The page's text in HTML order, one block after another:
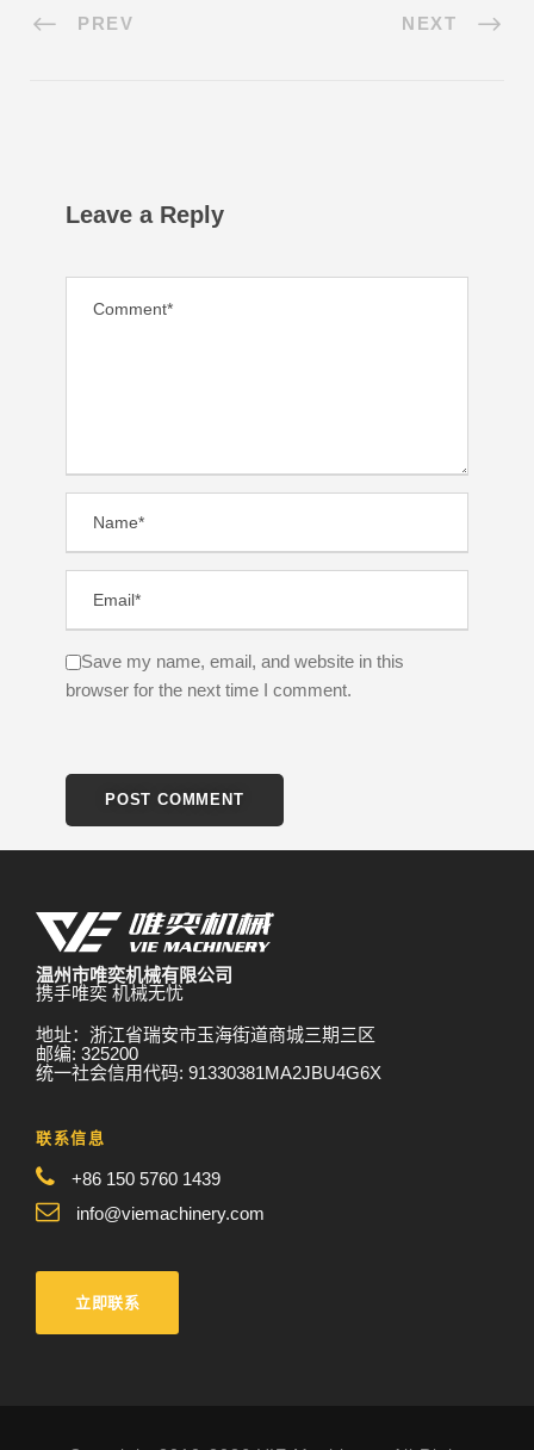
PREV NEXT
Leave a Reply
Save my name, email, and website in this
browser for the next time I comment.
温州市唯奕机械有限公司
携手唯奕 机械无忧
地址：浙江省瑞安市玉海街道商城三期三区
邮编: 325200
统一社会信用代码: 91330381MA2JBU4G6X
联系信息
+86 150 5760 1439
info@viemachinery.com
立即联系